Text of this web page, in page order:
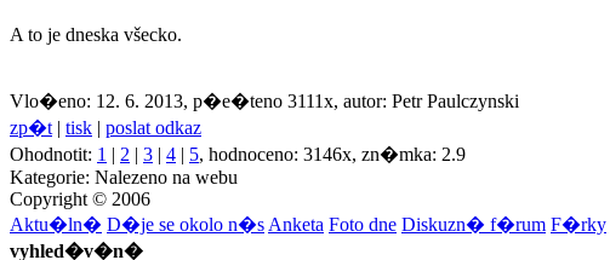
A to je dneska všecko.
Vlo�eno: 12. 6. 2013, p�e�teno 3111x, autor: Petr Paulczynski
zp�t | tisk | poslat odkaz
Ohodnotit: 1 | 2 | 3 | 4 | 5, hodnoceno: 3146x, zn�mka: 2.9
Kategorie: Nalezeno na webu
Copyright © 2006
Aktu�ln� D�je se okolo n�s Anketa Foto dne Diskuzn� f�rum F�rky
vyhled�v�n�